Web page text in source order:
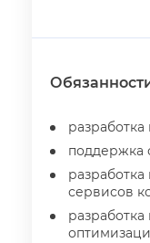
поддержка
сервисов